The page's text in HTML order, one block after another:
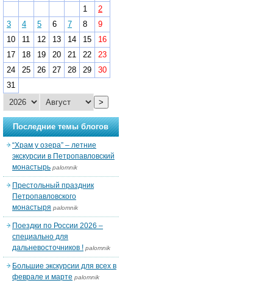
1
2
3
4 5 6 7 8
9
10
11 12 13 14 15
16
17
18 19 20 21 22
23
24
25 26 27 28 29
30
31
>
Последние темы блогов
“Храм у озера” – летние
экскурсии в Петропавловский
монастырь palomnik
Престольный праздник
Петропавловского
монастыря palomnik
Поездки по России 2026 –
специально для
дальневосточников ! palomnik
Большие экскурсии для всех в
феврале и марте palomnik